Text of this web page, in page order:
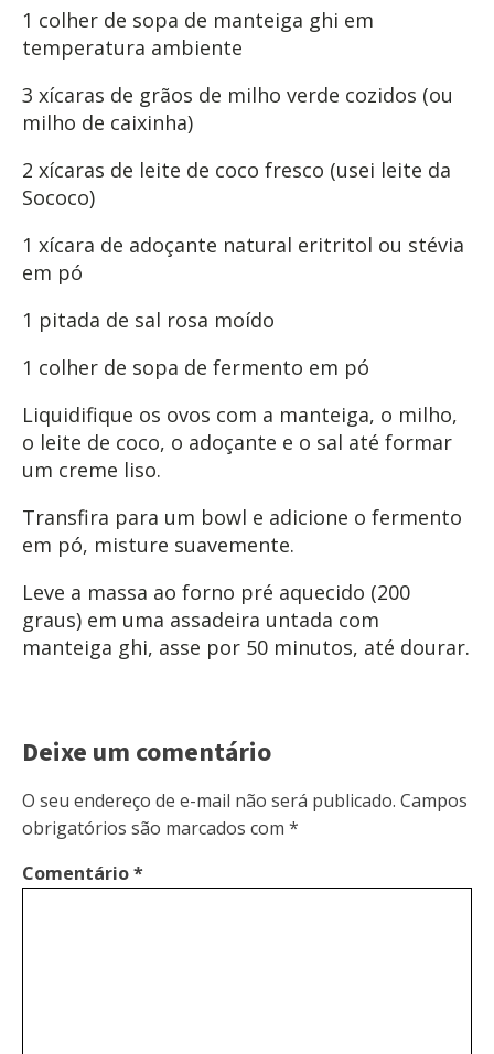
1 colher de sopa de manteiga ghi em
temperatura ambiente
3 xícaras de grãos de milho verde cozidos (ou
milho de caixinha)
2 xícaras de leite de coco fresco (usei leite da
Sococo)
1 xícara de adoçante natural eritritol ou stévia
em pó
1 pitada de sal rosa moído
1 colher de sopa de fermento em pó
Liquidifique os ovos com a manteiga, o milho,
o leite de coco, o adoçante e o sal até formar
um creme liso.
Transfira para um bowl e adicione o fermento
em pó, misture suavemente.
Leve a massa ao forno pré aquecido (200
graus) em uma assadeira untada com
manteiga ghi, asse por 50 minutos, até dourar.
Deixe um comentário
O seu endereço de e-mail não será publicado. Campos
obrigatórios são marcados com *
Comentário*